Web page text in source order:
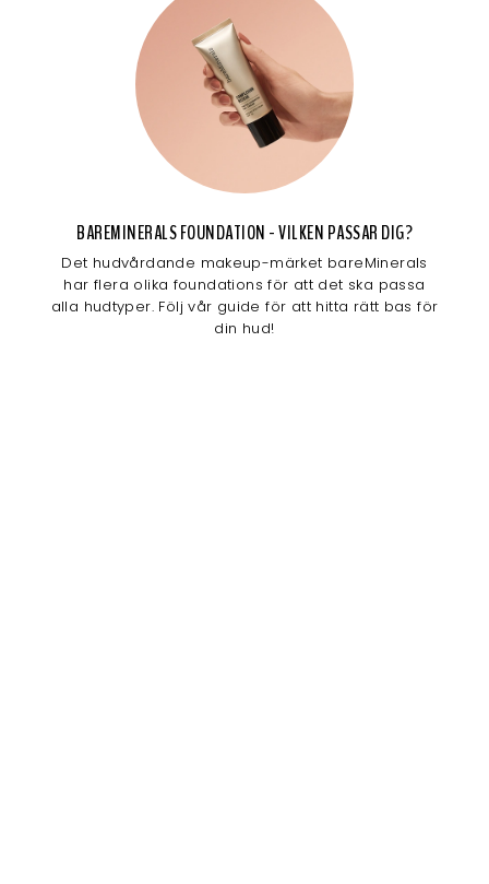
BAREMINERALS FOUNDATION - VILKEN PASSAR DIG?
Det hudvårdande makeup-märket bareMinerals
har flera olika foundations för att det ska passa
alla hudtyper. Följ vår guide för att hitta rätt bas för
din hud!